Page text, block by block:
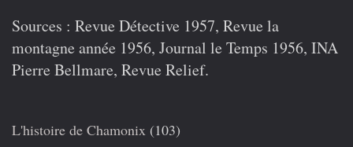
Sources : Revue Détective 1957, Revue la
montagne année 1956, Journal le Temps 1956, INA
Pierre Bellmare, Revue Relief.
L'histoire de Chamonix (103)